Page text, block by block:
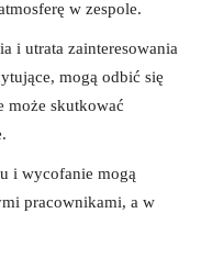
w ⁢zespole.
i utrata zainteresowania
mogą odbić się
może skutkować
i wycofanie⁣ mogą
⁣pracownikami, a w